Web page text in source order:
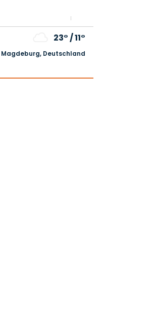
23°/11°
Magdeburg, Deutschland